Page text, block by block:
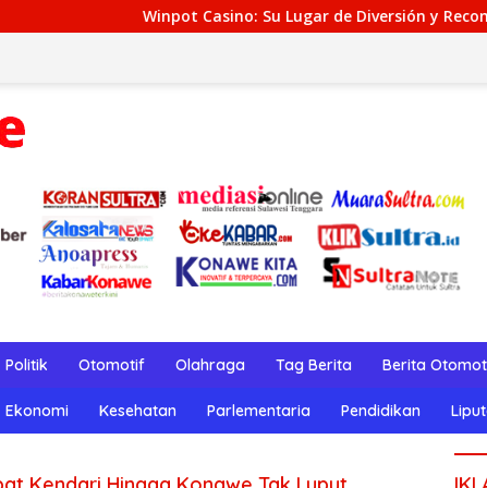
Casino: Su Lugar de Diversión y Recompensas Genuinos
Politik Otomotif Olahraga Tag Berita Berita
Ekonomi Kesehatan Parlementaria Pendidikan